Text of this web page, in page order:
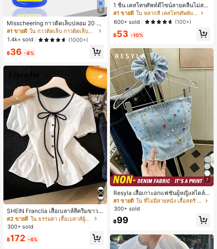
6
Misscheering กาวติดเล็บปลอม 20 กรั
ม แรงยึดสูง เจลสติกเกอร์เล็บนุ่ม แห้งเร็
ว เหมาะสำหรับผู้เริ่มต้นทำเล็บ ติดทนน
าน
#1 ขายดี
ใน กาวติดเล็บ กาวติดเล็บและสารยึดติด
1.4k+ sold
(1000+)
฿36 -8%
SHEIN Franclia เสื้อเบลาส์สีครีมขาวนุ่
มนวล เอวรูด, แต่งขอบตัดกัน + โบว์ผูก,
แขนพอง จับคู่กับกระโปรงชายระบาย,
กวัน
#2 ขายดี
ใน ธรรมดา เสื้อเบลาส์ผู้หญิง
300+ sold
฿172 -4%
1 ชิ้น เคสโทรศัพท์ดีไซน์ลายคลื่นไม่สม
มาตรสำหรับ Phone 17 Pro Max, เหม
าะสำหรับ Phone 16 Pro Max, 15 Pro
Max, 14 Pro Max, เคสโทรศัพท์สไตล์เ
กาหลีและน่าสนใจ, เข้ากันได้กับ 11/12/
13/14/15/16 Pro Max Plus, ดีไซน์หรู
ขวัญในอุดมคติสำหรับคริสต์มาส, วันว
าเลนไทน์, อีสเตอร์, ฤดูแต่งงานและวันเ
กิดสำหรับแฟนสาว
#1 ขายดี
ใน หลากสี เคสโทรศัพท์แฟชั่น
600+ sold
(100+)
฿53 -10%
7
Resyla เสื้อเกาะอกแฟชั่นผู้หญิงสไตล์ซั
มเมอร์อเนกประสงค์ลายเดนิม แนะนำ
สำหรับงานหนัก ขายดี ตกแต่งเพชรสีสั
จำวัน
#1 ขายดี
ใน ที่ไม่มีสายหนัง เสื้อสตรี เสื้อเบลาส์ & Tee
300+ sold
฿99